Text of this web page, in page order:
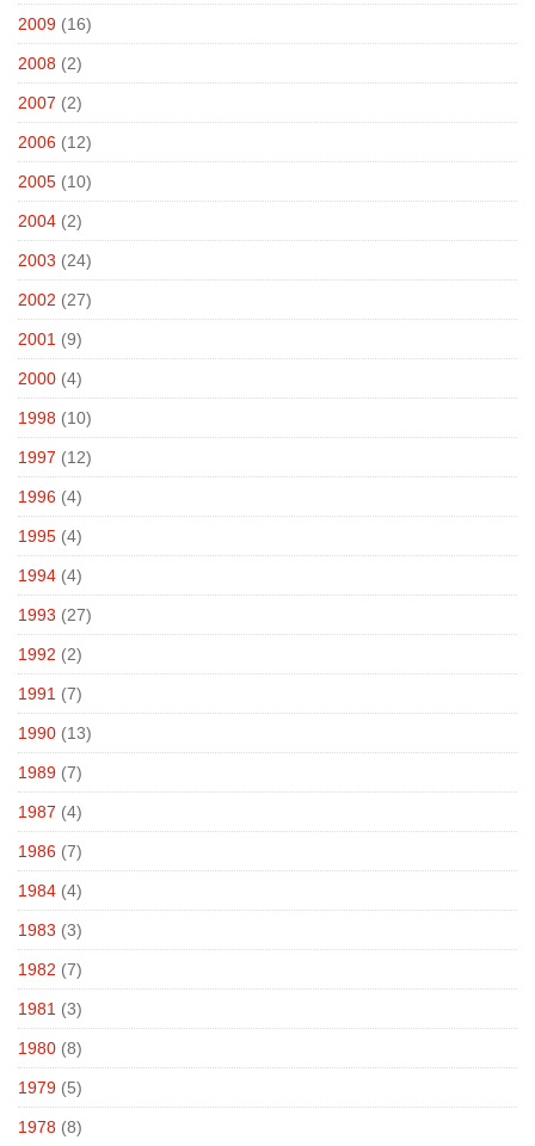
2009 (16)
2008 (2)
2007 (2)
2006 (12)
2005 (10)
2004 (2)
2003 (24)
2002 (27)
2001 (9)
2000 (4)
1998 (10)
1997 (12)
1996 (4)
1995 (4)
1994 (4)
1993 (27)
1992 (2)
1991 (7)
1990 (13)
1989 (7)
1987 (4)
1986 (7)
1984 (4)
1983 (3)
1982 (7)
1981 (3)
1980 (8)
1979 (5)
1978 (8)